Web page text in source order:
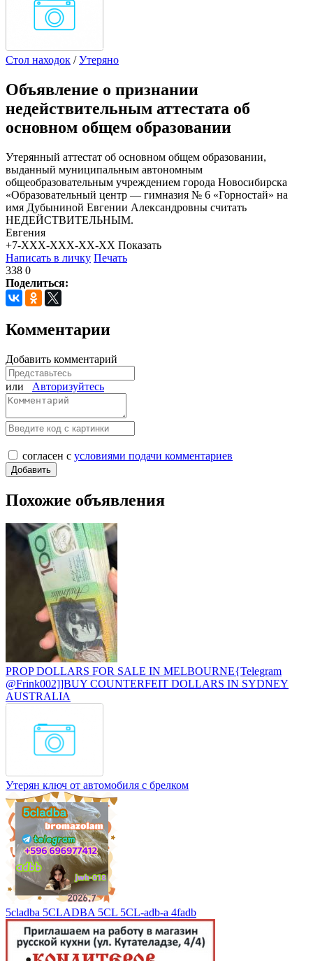
Стол находок /Утеряно
Объявление о признании
недействительным аттестата об
основном общем образовании
Утерянный аттестат об основном общем образовании,
выданный муниципальным автономным
общеобразовательным учреждением города Новосибирска
«Образовательный центр — гимназия № 6 «Горностай» на
имя Дубыниной Евгении Александровны считать
НЕДЕЙСТВИТЕЛЬНЫМ.
Евгения
+7-XXX-XXX-XX-XX Показать
Написать в личку Печать
338 0
Поделиться:
Комментарии
Добавить комментарий
или Авторизуйтесь
согласен с условиями подачи комментариев
Похожие объявления
PROP DOLLARS FOR SALE IN MELBOURNE{Telegram
@Frink002]]BUY COUNTERFEIT DOLLARS IN SYDNEY
AUSTRALIA
Утерян ключ от автомобиля с брелком
5cladba 5CLADBA 5CL 5CL-adb-a 4fadb